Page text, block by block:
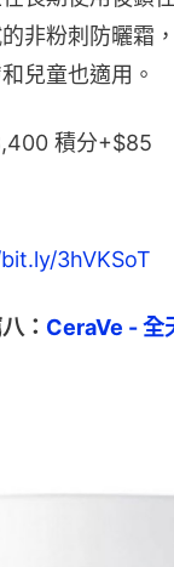
非粉刺防曬霜
兒童也適用。
積分+$85
3hVKSoT
： CeraVe - 全